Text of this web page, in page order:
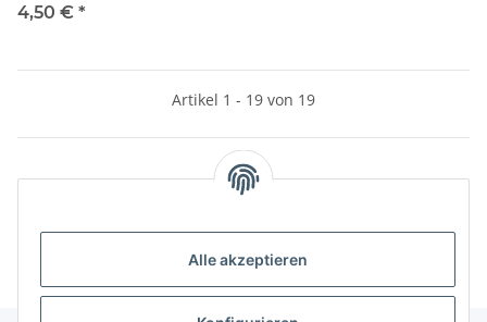
Alle akzeptieren
4,50 € *
Artikel 1 - 19 von 19